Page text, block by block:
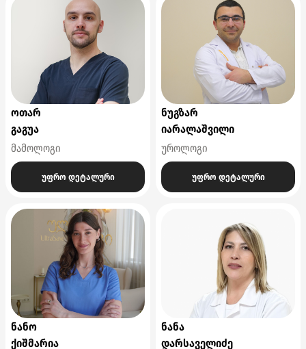
ოთარ
გაგუა
მამოლოგი
უფრო დეტალური
ნუგზარ
იარალაშვილი
უროლოგი
უფრო დეტალური
ნანო
ქიშმარია
ნანა
დარსაველიძე